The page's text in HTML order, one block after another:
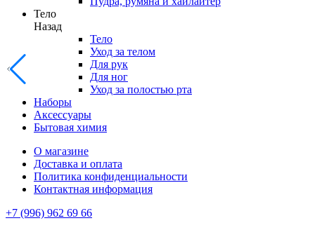
Тело
Назад
Тело
Уход за телом
Для рук
Для ног
Уход за полостью рта
Наборы
Аксессуары
Бытовая химия
О магазине
Доставка и оплата
Политика конфиденциальности
Контактная информация
+7 (996) 962 69 66